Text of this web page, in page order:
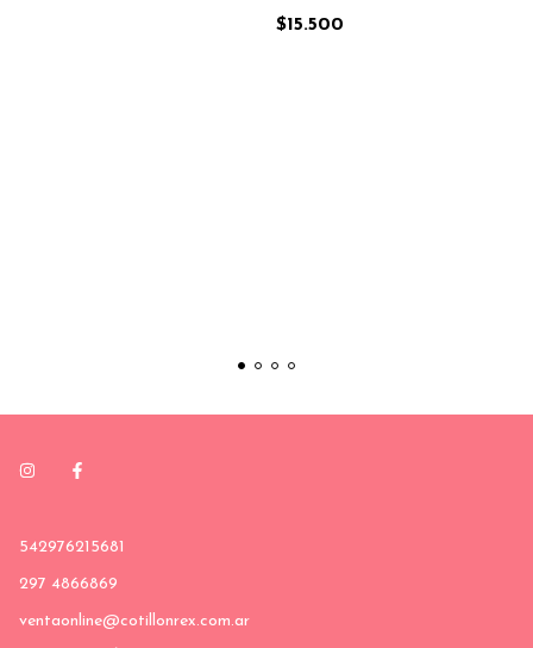
$15.500
542976215681
297 4866869
ventaonline@cotillonrex.com.ar